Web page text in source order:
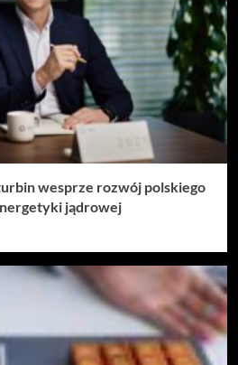
wesprze rozwój polskiego
jądrowej